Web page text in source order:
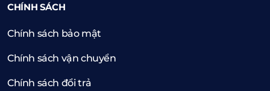
CHÍNH SÁCH
Chính sách bảo mật
Chính sách vận chuyển
Chính sách đổi trả